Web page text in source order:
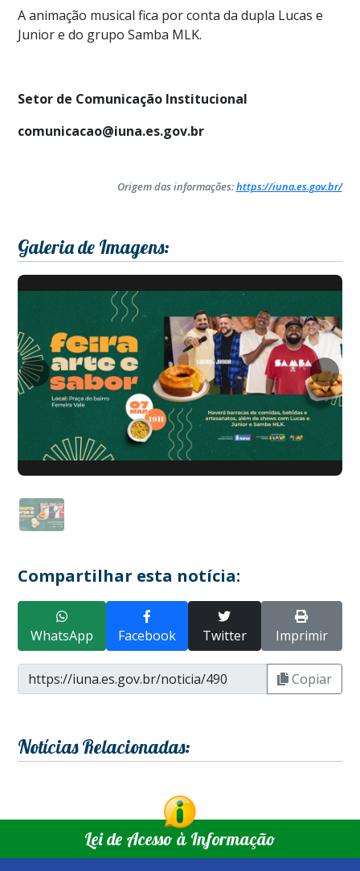
A animação musical fica por conta da dupla Lucas e
Junior e do grupo Samba MLK.
Setor de Comunicação Institucional
comunicacao@iuna.es.gov.br
Origem das informações:https://iuna.es.gov.br/
Galeria de Imagens:
Compartilhar esta notícia:
WhatsApp Facebook Twitter Imprimir
Copiar
Notícias Relacionadas:
Lei de Acesso à Informação